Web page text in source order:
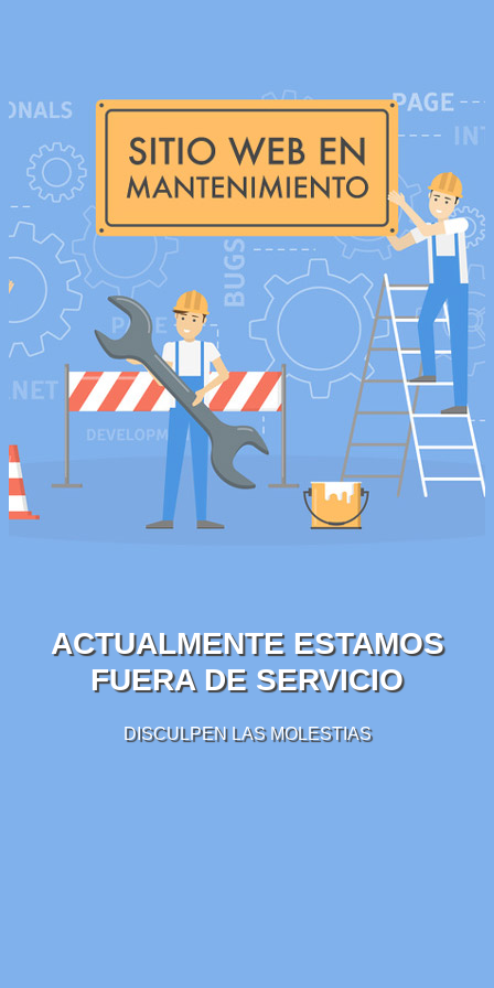
ACTUALMENTE ESTAMOS
FUERA DE SERVICIO
DISCULPEN LAS MOLESTIAS